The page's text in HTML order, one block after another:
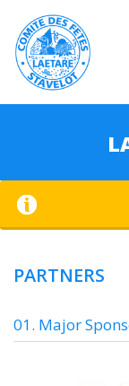
PARTNERS
01. Major